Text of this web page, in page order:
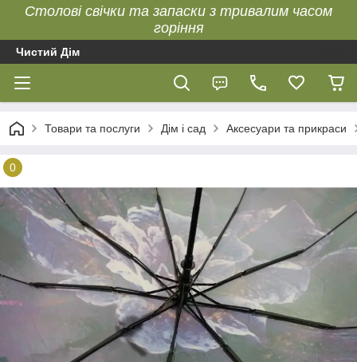
Столові свічки та запаски з тривалим часом
горіння
Чистий Дім
Товари та послуги Дім і сад Аксесуари та прикраси
0